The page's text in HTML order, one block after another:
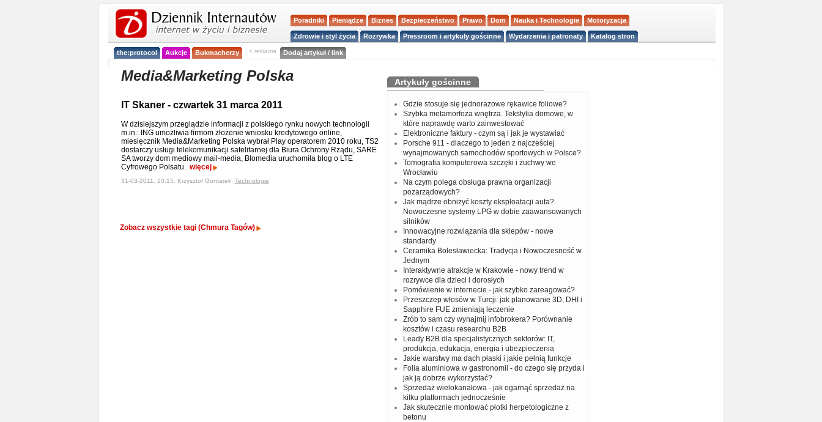
Poradniki Pieniądze Biznes Bezpieczeństwo Prawo Dom Nauka i Technologie Motoryzacja
Zdrowie i styl życia Rozrywka Pressroom i artykuły gościnne Wydarzenia i patronaty Katalog stron
the:protocol Aukcje Bukmacherzy < reklama Dodaj artykuł / link
Media&Marketing Polska
IT Skaner - czwartek 31 marca 2011
W dzisiejszym przeglądzie informacji z polskiego rynku nowych technologii
m.in.: ING umożliwia firmom złożenie wniosku kredytowego online,
miesięcznik Media&Marketing Polska wybrał Play operatorem 2010 roku, TS2
dostarczy usługi telekomunikacji satelitarnej dla Biura Ochrony Rządu, SARE
SA tworzy dom mediowy mail-media, Blomedia uruchomiła blog o LTE
Cyfrowego Polsatu. więcej
31-03-2011, 20:15, Krzysztof Gontarek, Technologie
Zobacz wszystkie tagi (Chmura Tagów)
Artykuły gościnne
Gdzie stosuje się jednorazowe rękawice foliowe?
Szybka metamorfoza wnętrza. Tekstylia domowe, w
które naprawdę warto zainwestować
Elektroniczne faktury - czym są i jak je wystawiać
Porsche 911 - dlaczego to jeden z najcześciej
wynajmowanych samochodów sportowych w Polsce?
Tomografia komputerowa szczęki i żuchwy we
Wrocławiu
Na czym polega obsługa prawna organizacji
pozarządowych?
Jak mądrze obniżyć koszty eksploatacji auta?
Nowoczesne systemy LPG w dobie zaawansowanych
silników
Innowacyjne rozwiązania dla sklepów - nowe
standardy
Ceramika Bolesławiecka: Tradycja i Nowoczesność w
Jednym
Interaktywne atrakcje w Krakowie - nowy trend w
rozrywce dla dzieci i dorosłych
Pomówienie w internecie - jak szybko zareagować?
Przeszczep włosów w Turcji: jak planowanie 3D, DHI i
Sapphire FUE zmieniają leczenie
Zrób to sam czy wynajmij infobrokera? Porównanie
kosztów i czasu researchu B2B
Leady B2B dla specjalistycznych sektorów: IT,
produkcja, edukacja, energia i ubezpieczenia
Jakie warstwy ma dach płaski i jakie pełnią funkcje
Folia aluminiowa w gastronomii - do czego się przyda i
jak ją dobrze wykorzystać?
Sprzedaż wielokanałowa - jak ogarnąć sprzedaż na
kilku platformach jednocześnie
Jak skutecznie montować płotki herpetologiczne z
betonu